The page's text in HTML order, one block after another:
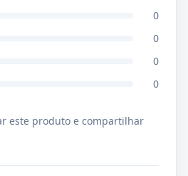
0
0
0
0
este produto e compartilhar